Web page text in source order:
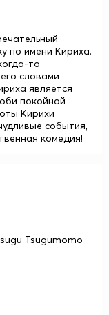
по имени Кириха.
то
словами
является
покойной
Кирихи
события,
комедия!
Tsugumomo